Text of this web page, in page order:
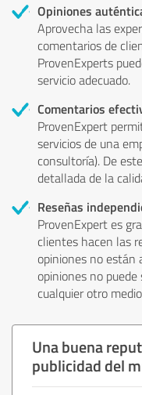
Opiniones
Aprovecha las
comentarios de
ProvenExperts
servicio adecuado.
Comentarios
ProvenExpert
servicios de una
consultoría). De
detallada de la
Reseñas
ProvenExpert es
clientes hacen las
opiniones no están
opiniones no
cualquier otro
Una buena
publicidad del